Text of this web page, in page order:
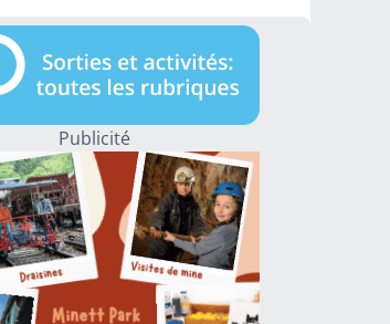
Publicité